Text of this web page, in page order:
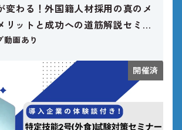
変わる！外国籍人材採用の真のメ
リットと成功への道筋解説セミナ
動画あり
開催済